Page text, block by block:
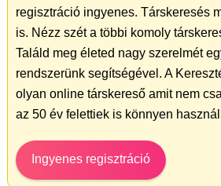
regisztráció ingyenes. Társkeresés
is. Nézz szét a többi komoly
Találd meg életed nagy szerelmét
rendszerünk segítségével. A
olyan online társkereső amit nem
az 50 év felettiek is könnyen
Ingyenes regisztráció